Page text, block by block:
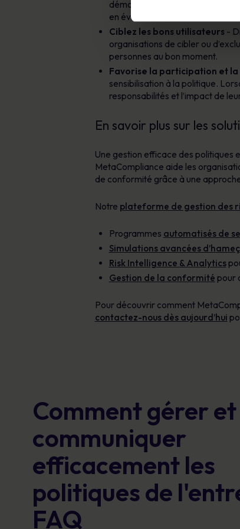
démontrent aux régulateurs et
en évidence les zones à haut
Ciblez les bons utilisateurs -
organisations de cibler ou
personnes au bon moment.
Favorise la participation et
sensibilisation à la politique.
responsabilités et l’impact de
En savoir plus sur les
Une gestion efficace des politiques
MetaCompliance aide les
de conformité grâce à une
Notre plateforme de gestion des
Programmes automatisés de
Simulations avancées
Risk Intelligence & Analytics
Gestion de la conformité pour
Pour découvrir comment
contactez-nous dès aujourd’hui
Comment gérer et
communiquer
efficacement les
politiques de
FAQ